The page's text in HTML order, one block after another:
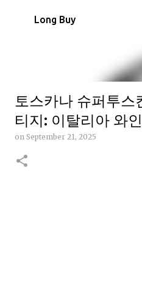
Long Buy
토스카나 슈퍼투
티지: 이탈리아 와
on September 21, 2025